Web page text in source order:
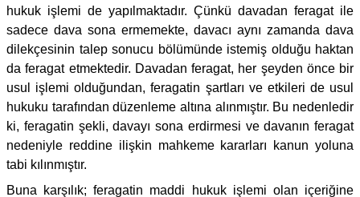
hukuk işlemi de yapılmaktadır. Çünkü davadan feragat ile
sadece dava sona ermemekte, davacı aynı zamanda dava
dilekçesinin talep sonucu bölümünde istemiş olduğu haktan
da feragat etmektedir. Davadan feragat, her şeyden önce bir
usul işlemi olduğundan, feragatin şartları ve etkileri de usul
hukuku tarafından düzenleme altına alınmıştır. Bu nedenledir
ki, feragatin şekli, davayı sona erdirmesi ve davanın feragat
nedeniyle reddine ilişkin mahkeme kararları kanun yoluna
tabi kılınmıştır.
Buna karşılık; feragatin maddi hukuk işlemi olan içeriğine